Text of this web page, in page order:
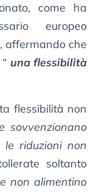
come ha
europeo
, affermando che
una flessibilità
flessibilità non
sovvenzionano
le riduzioni non
soltanto
non alimentino